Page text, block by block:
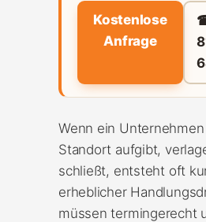
Kostenlose
Anfrage
Wenn ein
Standort aufgibt,
schließt, entsteht oft
erheblicher
müssen termingerecht